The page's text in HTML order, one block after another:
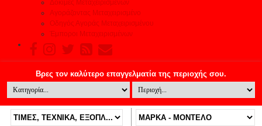
Δοκιμές Μεταχειρισμένων
Αγοράζοντας Μεταχειρισμένο
Οδηγός Αγοράς Μεταχειρισμένου
Έμποροι Μεταχειρισμένων